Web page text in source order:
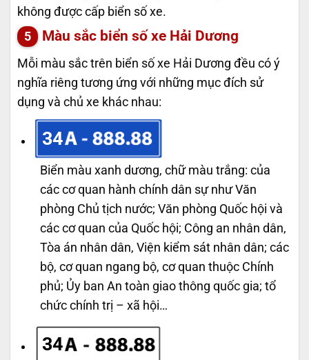
không được cấp biển số xe.
Màu sắc biển số xe Hải Dương
Mỗi màu sắc trên biển số xe Hải Dương đều có ý
nghĩa riêng tương ứng với những mục đích sử
dụng và chủ xe khác nhau:
34
Biển màu xanh dương, chữ màu trắng: của
các cơ quan hành chính dân sự như Văn
phòng Chủ tịch nước; Văn phòng Quốc hội và
các cơ quan của Quốc hội; Công an nhân dân,
Tòa án nhân dân, Viện kiểm sát nhân dân; các
bộ, cơ quan ngang bộ, cơ quan thuộc Chính
phủ; Ủy ban An toàn giao thông quốc gia; tổ
chức chính trị – xã hội…
34